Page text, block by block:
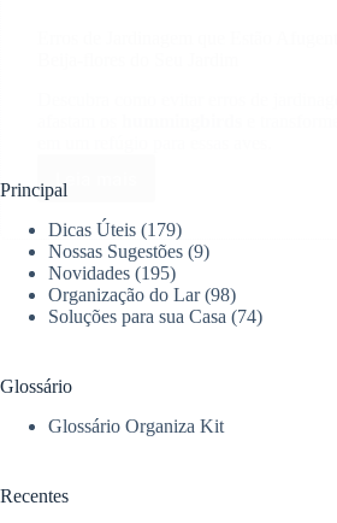
Leia mais
Jardinagem
que
Estão
Afugentando
os
Seu
Jardim
Principal
Dicas Úteis (179)
Nossas Sugestões (9)
Novidades (195)
Organização do Lar(98)
Soluções para sua Casa (74)
Glossário
Glossário Organiza Kit
Recentes